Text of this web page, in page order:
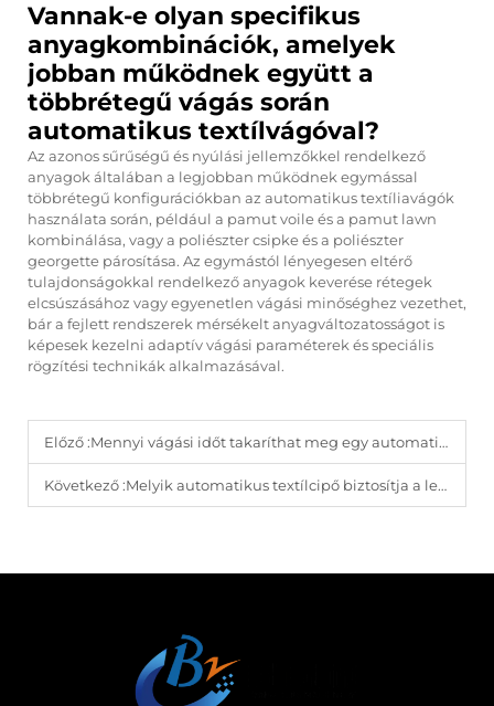
Vannak-e olyan specifikus
anyagkombinációk, amelyek
jobban működnek együtt a
többrétegű vágás során
automatikus textílvágóval?
Az azonos sűrűségű és nyúlási jellemzőkkel rendelkező
anyagok általában a legjobban működnek egymással
többrétegű konfigurációkban az automatikus textíliavágók
használata során, például a pamut voile és a pamut lawn
kombinálása, vagy a poliészter csipke és a poliészter
georgette párosítása. Az egymástól lényegesen eltérő
tulajdonságokkal rendelkező anyagok keverése rétegek
elcsúszásához vagy egyenetlen vágási minőséghez vezethet,
bár a fejlett rendszerek mérsékelt anyagváltozatosságot is
képesek kezelni adaptív vágási paraméterek és speciális
rögzítési technikák alkalmazásával.
Előző :Mennyi vágási időt takaríthat meg egy automatikus textílvágó a kézi vágási módszerekhez képest?
Következő :Melyik automatikus textílcipő biztosítja a legpontosabb mintaelhelyezést bonyolult dizájnok esetén?